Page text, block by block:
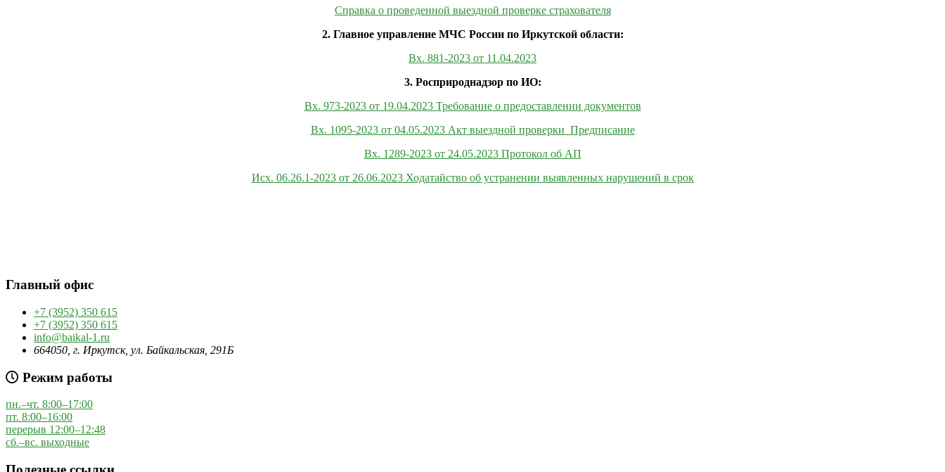
Справка о проведенной выездной проверке страхователя
2. Главное управление МЧС России по Иркутской области:
Вх. 881-2023 от 11.04.2023
3. Росприроднадзор по ИО:
Вх. 973-2023 от 19.04.2023 Требование о предоставлении документов
Вх. 1095-2023 от 04.05.2023 Акт выездной проверки_Предписание
Вх. 1289-2023 от 24.05.2023 Протокол об АП
Исх. 06.26.1-2023 от 26.06.2023 Ходатайство об устранении выявленных нарушений в срок
Главный офис
+7 (3952) 350 615
+7 (3952) 350 615
info@baikal-1.ru
664050, г. Иркутск, ул. Байкальская, 291Б
Режим работы
пн.–чт. 8:00–17:00
пт. 8:00–16:00
перерыв 12:00–12:48
сб.–вс. выходные